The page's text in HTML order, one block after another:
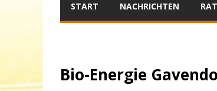
START NACHRICHTEN
Bio-Energie